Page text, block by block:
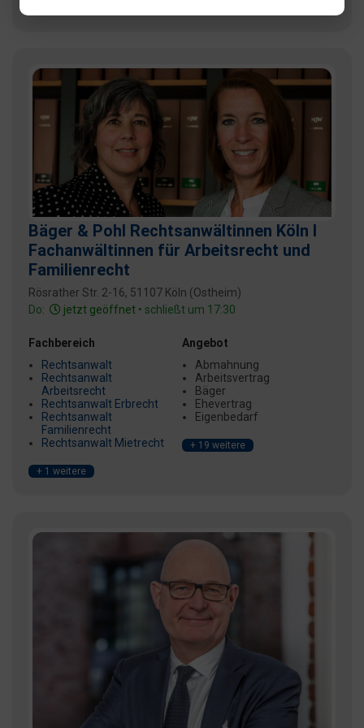
Bäger & Pohl Rechtsanwältinnen Köln I
Fachanwältinnen für Arbeitsrecht und
Familienrecht
Rösrather Str. 2-16, 51107 Köln (Ostheim)
Do:
jetzt geöffnet • schließt um 17:30
Fachbereich
Rechtsanwalt
Rechtsanwalt
Arbeitsrecht
Rechtsanwalt Erbrecht
Rechtsanwalt
Familienrecht
Rechtsanwalt Mietrecht
+ 1 weitere
Angebot
Abmahnung
Arbeitsvertrag
Bäger
Ehevertrag
Eigenbedarf
+ 19 weitere